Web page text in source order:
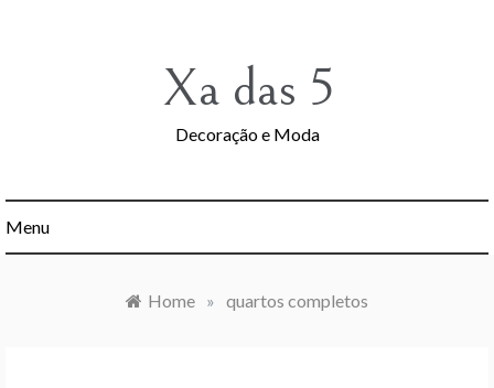
Xa das 5
Decoração e Moda
Menu
Home » quartos completos